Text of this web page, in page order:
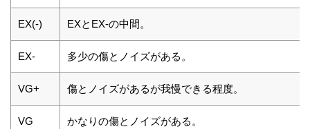
EX(-) EXとEX-の中間。
EX- 多少の傷とノイズがある。
VG+ 傷とノイズがあるが我慢できる程度。
VG かなりの傷とノイズがある。